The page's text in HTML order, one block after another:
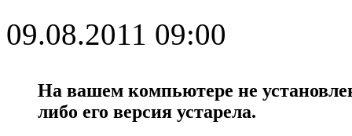
09.08.2011 09:00
На вашем компьютере не
либо его версия устарела.